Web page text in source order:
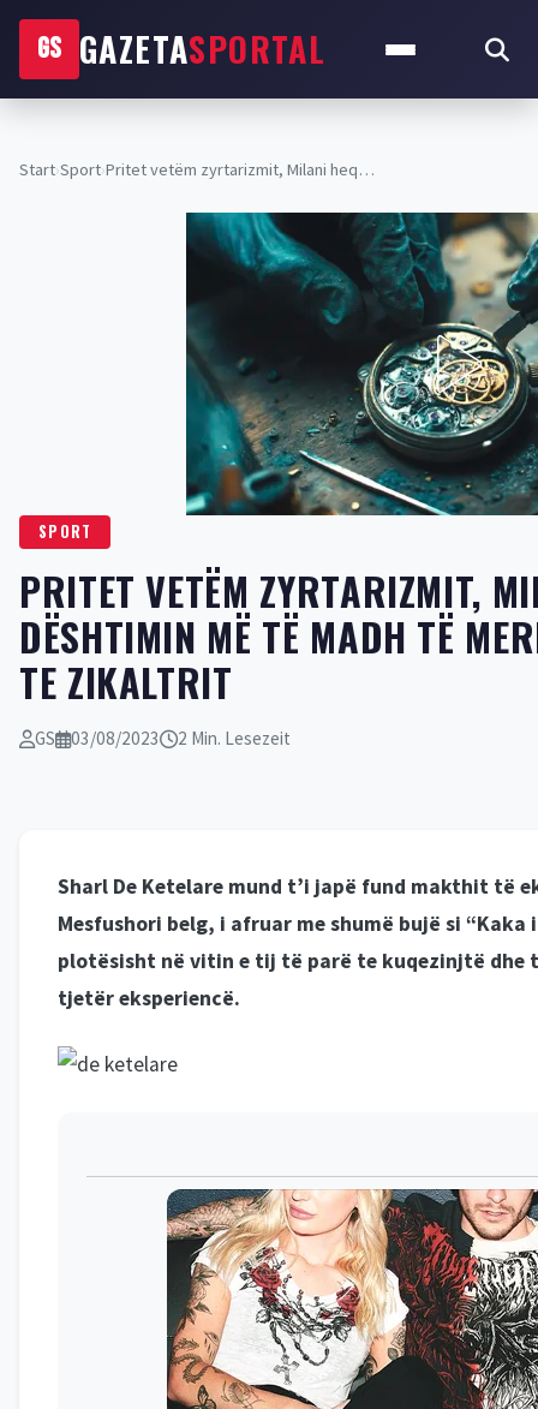
GS GAZETASPORTAL
Start›Sport›Pritet vetëm zyrtarizmit, Milani heq…
SPORT
PRITET VETËM ZYRTARIZMIT,
DËSHTIMIN MË TË MADH TË
TE ZIKALTRIT
GS 03/08/2023 2 Min. Lesezeit
Sharl De Ketelare mund t’i japë fund makthit të
Mesfushori belg, i afruar me shumë bujë si
plotësisht në vitin e tij të parë te kuqezinjtë dhe
tjetër eksperiencë.